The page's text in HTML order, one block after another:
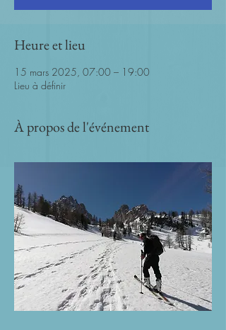
Heure et lieu
15 mars 2025, 07:00 – 19:00
Lieu à définir
À propos de l'événement